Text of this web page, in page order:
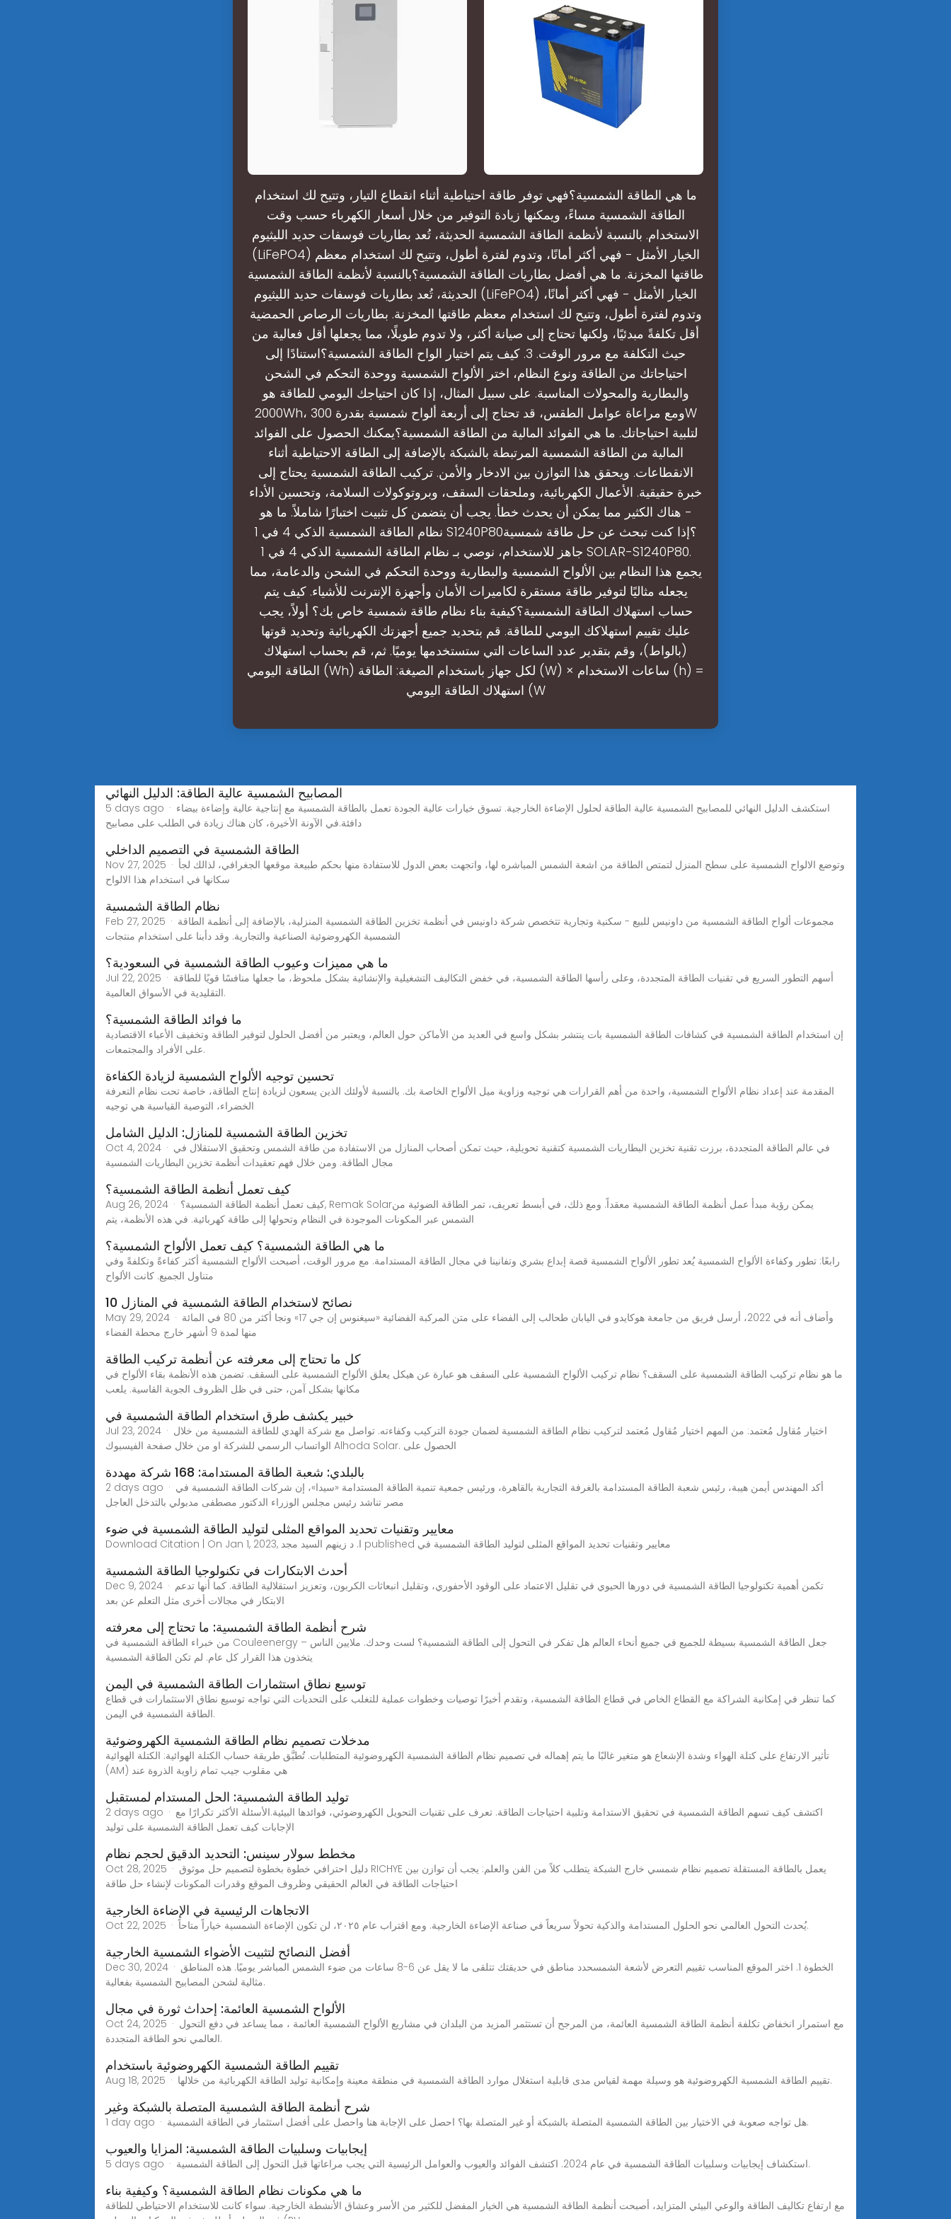
ما هي الطاقة الشمسية؟فهي توفر طاقة احتياطية أثناء انقطاع التيار، وتتيح لك استخدام
الطاقة الشمسية مساءً، ويمكنها زيادة التوفير من خلال أسعار الكهرباء حسب وقت
الاستخدام. بالنسبة لأنظمة الطاقة الشمسية الحديثة، تُعد بطاريات فوسفات حديد الليثيوم
(LiFePO4) الخيار الأمثل - فهي أكثر أمانًا، وتدوم لفترة أطول، وتتيح لك استخدام معظم
طاقتها المخزنة. ما هي أفضل بطاريات الطاقة الشمسية؟بالنسبة لأنظمة الطاقة الشمسية
الحديثة، تُعد بطاريات فوسفات حديد الليثيوم (LiFePO4) الخيار الأمثل - فهي أكثر أمانًا،
وتدوم لفترة أطول، وتتيح لك استخدام معظم طاقتها المخزنة. بطاريات الرصاص الحمضية
أقل تكلفةً مبدئيًا، ولكنها تحتاج إلى صيانة أكثر، ولا تدوم طويلًا، مما يجعلها أقل فعالية من
حيث التكلفة مع مرور الوقت. 3. كيف يتم اختيار الواح الطاقة الشمسية؟استنادًا إلى
احتياجاتك من الطاقة ونوع النظام، اختر الألواح الشمسية ووحدة التحكم في الشحن
والبطارية والمحولات المناسبة. على سبيل المثال، إذا كان احتياجك اليومي للطاقة هو
2000Wh، ومع مراعاة عوامل الطقس، قد تحتاج إلى أربعة ألواح شمسية بقدرة 300W
لتلبية احتياجاتك. ما هي الفوائد المالية من الطاقة الشمسية؟يمكنك الحصول على الفوائد
المالية من الطاقة الشمسية المرتبطة بالشبكة بالإضافة إلى الطاقة الاحتياطية أثناء
الانقطاعات. ويحقق هذا التوازن بين الادخار والأمن. تركيب الطاقة الشمسية يحتاج إلى
خبرة حقيقية. الأعمال الكهربائية، وملحقات السقف، وبروتوكولات السلامة، وتحسين الأداء
- هناك الكثير مما يمكن أن يحدث خطأ. يجب أن يتضمن كل تثبيت اختبارًا شاملاً. ما هو
نظام الطاقة الشمسية الذكي 4 في 1 S1240P80؟إذا كنت تبحث عن حل طاقة شمسية
جاهز للاستخدام، نوصي بـ نظام الطاقة الشمسية الذكي 4 في 1 SOLAR-S1240P80.
يجمع هذا النظام بين الألواح الشمسية والبطارية ووحدة التحكم في الشحن والدعامة، مما
يجعله مثاليًا لتوفير طاقة مستقرة لكاميرات الأمان وأجهزة الإنترنت للأشياء. كيف يتم
حساب استهلاك الطاقة الشمسية؟كيفية بناء نظام طاقة شمسية خاص بك؟ أولاً، يجب
عليك تقييم استهلاكك اليومي للطاقة. قم بتحديد جميع أجهزتك الكهربائية وتحديد قوتها
(بالواط)، وقم بتقدير عدد الساعات التي ستستخدمها يوميًا. ثم، قم بحساب استهلاك
الطاقة اليومي (Wh) لكل جهاز باستخدام الصيغة: الطاقة (W) × ساعات الاستخدام (h) =
استهلاك الطاقة اليومي (W
المصابيح الشمسية عالية الطاقة: الدليل النهائي
5 days ago · استكشف الدليل النهائي للمصابيح الشمسية عالية الطاقة لحلول الإضاءة الخارجية. تسوق خيارات عالية الجودة تعمل بالطاقة الشمسية مع إنتاجية عالية وإضاءة بيضاء
دافئة.في الآونة الأخيرة، كان هناك زيادة في الطلب على مصابيح
الطاقة الشمسية في التصميم الداخلي
Nov 27, 2025 · وتوضع الالواح الشمسية على سطح المنزل لتمتص الطاقة من اشعة الشمس المباشره لها، واتجهت بعض الدول للاستفادة منها بحكم طبيعة موقعها الجغرافي، لذالك لجأ
سكانها في استخدام هذا الالواح
نظام الطاقة الشمسية
Feb 27, 2025 · مجموعات ألواح الطاقة الشمسية من داونيس للبيع - سكنية وتجارية تتخصص شركة داونيس في أنظمة تخزين الطاقة الشمسية المنزلية، بالإضافة إلى أنظمة الطاقة
الشمسية الكهروضوئية الصناعية والتجارية. وقد دأبنا على استخدام منتجات
ما هي مميزات وعيوب الطاقة الشمسية في السعودية؟
Jul 22, 2025 · أسهم التطور السريع في تقنيات الطاقة المتجددة، وعلى رأسها الطاقة الشمسية، في خفض التكاليف التشغيلية والإنشائية بشكل ملحوظ، ما جعلها منافسًا قويًا للطاقة
التقليدية في الأسواق العالمية.
ما فوائد الطاقة الشمسية؟
إن استخدام الطاقة الشمسية في كشافات الطاقة الشمسية بات ينتشر بشكل واسع في العديد من الأماكن حول العالم، ويعتبر من أفضل الحلول لتوفير الطاقة وتخفيف الأعباء الاقتصادية
على الأفراد والمجتمعات.
تحسين توجيه الألواح الشمسية لزيادة الكفاءة
المقدمة عند إعداد نظام الألواح الشمسية، واحدة من أهم القرارات هي توجيه وزاوية ميل الألواح الخاصة بك. بالنسبة لأولئك الذين يسعون لزيادة إنتاج الطاقة، خاصة تحت نظام التعرفة
الخضراء، التوصية القياسية هي توجيه
تخزين الطاقة الشمسية للمنازل: الدليل الشامل
Oct 4, 2024 · في عالم الطاقة المتجددة، برزت تقنية تخزين البطاريات الشمسية كتقنية تحويلية، حيث تمكن أصحاب المنازل من الاستفادة من طاقة الشمس وتحقيق الاستقلال في
مجال الطاقة. ومن خلال فهم تعقيدات أنظمة تخزين البطاريات الشمسية
كيف تعمل أنظمة الطاقة الشمسية؟
Aug 26, 2024 · كيف تعمل أنظمة الطاقة الشمسية؟, Remak Solarيمكن رؤية مبدأ عمل أنظمة الطاقة الشمسية معقداً. ومع ذلك، في أبسط تعريف، تمر الطاقة الضوئية من
الشمس عبر المكونات الموجودة في النظام وتحولها إلى طاقة كهربائية. في هذه الأنظمة، يتم
ما هي الطاقة الشمسية؟ كيف تعمل الألواح الشمسية؟
رابعًا: تطور وكفاءة الألواح الشمسية يُعد تطور الألواح الشمسية قصة إبداع بشري وتفانينا في مجال الطاقة المستدامة. مع مرور الوقت، أصبحت الألواح الشمسية أكثر كفاءةً وتكلفةً وفي
متناول الجميع. كانت الألواح
10 نصائح لاستخدام الطاقة الشمسية في المنازل
May 29, 2024 · وأضاف أنه في 2022، أرسل فريق من جامعة هوكايدو في اليابان طحالب إلى الفضاء على متن المركبة الفضائية «سيغنوس إن جي 17» ونجا أكثر من 80 في المائة
منها لمدة 9 أشهر خارج محطة الفضاء
كل ما تحتاج إلى معرفته عن أنظمة تركيب الطاقة
ما هو نظام تركيب الطاقة الشمسية على السقف؟ نظام تركيب الألواح الشمسية على السقف هو عبارة عن هيكل يعلق الألواح الشمسية على السقف. تضمن هذه الأنظمة بقاء الألواح في
مكانها بشكل آمن، حتى في ظل الظروف الجوية القاسية. يلعب
خبير يكشف طرق استخدام الطاقة الشمسية في
Jul 23, 2024 · اختيار مُقاول مُعتمد: من المهم اختيار مُقاول مُعتمد لتركيب نظام الطاقة الشمسية لضمان جودة التركيب وكفاءته. تواصل مع شركة الهدي للطاقة الشمسية من خلال
الواتساب الرسمي للشركة او من خلال صفحة الفيسبوك Alhoda Solar. الحصول على
بالبلدي: شعبة الطاقة المستدامة: 168 شركة مهددة
2 days ago · أكد المهندس أيمن هيبة، رئيس شعبة الطاقة المستدامة بالغرفة التجارية بالقاهرة، ورئيس جمعية تنمية الطاقة المستدامة «سيدا»، إن شركات الطاقة الشمسية في
مصر تناشد رئيس مجلس الوزراء الدكتور مصطفى مدبولي بالتدخل العاجل
معايير وتقنيات تحديد المواقع المثلى لتوليد الطاقة الشمسية في ضوء
Download Citation | On Jan 1, 2023, ا. د زينهم السيد مجد published معايير وتقنيات تحديد المواقع المثلى لتوليد الطاقة الشمسية في
أحدث الابتكارات في تكنولوجيا الطاقة الشمسية
Dec 9, 2024 · تكمن أهمية تكنولوجيا الطاقة الشمسية في دورها الحيوي في تقليل الاعتماد على الوقود الأحفوري، وتقليل انبعاثات الكربون، وتعزيز استقلالية الطاقة. كما أنها تدعم
الابتكار في مجالات أخرى مثل التعلم عن بعد
شرح أنظمة الطاقة الشمسية: ما تحتاج إلى معرفته
من خبراء الطاقة الشمسية في Couleenergy – جعل الطاقة الشمسية بسيطة للجميع في جميع أنحاء العالم هل تفكر في التحول إلى الطاقة الشمسية؟ لست وحدك. ملايين الناس
يتخذون هذا القرار كل عام. لم تكن الطاقة الشمسية
توسيع نطاق استثمارات الطاقة الشمسية في اليمن
كما تنظر في إمكانية الشراكة مع القطاع الخاص في قطاع الطاقة الشمسية، وتقدم أخيرًا توصيات وخطوات عملية للتغلب على التحديات التي تواجه توسيع نطاق الاستثمارات في قطاع
الطاقة الشمسية في اليمن.
مدخلات تصميم نظام الطاقة الشمسية الكهروضوئية
تأثير الارتفاع على كتلة الهواء وشدة الإشعاع هو متغير غالبًا ما يتم إهماله في تصميم نظام الطاقة الشمسية الكهروضوئية المتطلبات. تُطبَّق طريقة حساب الكتلة الهوائية: الكتلة الهوائية
(AM) هي مقلوب جيب تمام زاوية الذروة عند
توليد الطاقة الشمسية: الحل المستدام لمستقبل
2 days ago · اكتشف كيف تسهم الطاقة الشمسية في تحقيق الاستدامة وتلبية احتياجات الطاقة. تعرف على تقنيات التحويل الكهروضوئي، فوائدها البيئية.الأسئلة الأكثر تكرارًا مع
الإجابات كيف تعمل الطاقة الشمسية على توليد
مخطط سولار سينس: التحديد الدقيق لحجم نظام
Oct 28, 2025 · دليل احترافي خطوة بخطوة لتصميم حل موثوق RICHYE يعمل بالطاقة المستقلة تصميم نظام شمسي خارج الشبكة يتطلب كلاً من الفن والعلم: يجب أن توازن بين
احتياجات الطاقة في العالم الحقيقي وظروف الموقع وقدرات المكونات لإنشاء حل طاقة
الاتجاهات الرئيسية في الإضاءة الخارجية
Oct 22, 2025 · يُحدث التحول العالمي نحو الحلول المستدامة والذكية تحولاً سريعاً في صناعة الإضاءة الخارجية. ومع اقتراب عام ٢٠٢٥، لن تكون الإضاءة الشمسية خياراً متاحاً.
أفضل النصائح لتثبيت الأضواء الشمسية الخارجية
Dec 30, 2024 · الخطوة 1. اختر الموقع المناسب تقييم التعرض لأشعة الشمسحدد مناطق في حديقتك تتلقى ما لا يقل عن 6-8 ساعات من ضوء الشمس المباشر يوميًا. هذه المناطق
مثالية لشحن المصابيح الشمسية بفعالية.
الألواح الشمسية العائمة: إحداث ثورة في مجال
Oct 24, 2025 · مع استمرار انخفاض تكلفة أنظمة الطاقة الشمسية العائمة، من المرجح أن تستثمر المزيد من البلدان في مشاريع الألواح الشمسية العائمة ، مما يساعد في دفع التحول
العالمي نحو الطاقة المتجددة.
تقييم الطاقة الشمسية الكهروضوئية باستخدام
Aug 18, 2025 · تقييم الطاقة الشمسية الكهروضوئية هو وسيلة مهمة لقياس مدى قابلية استغلال موارد الطاقة الشمسية في منطقة معينة وإمكانية توليد الطاقة الكهربائية من خلالها.
شرح أنظمة الطاقة الشمسية المتصلة بالشبكة وغير
1 day ago · هل تواجه صعوبة في الاختيار بين الطاقة الشمسية المتصلة بالشبكة أو غير المتصلة بها؟ احصل على الإجابة هنا واحصل على أفضل استثمار في الطاقة الشمسية.
إيجابيات وسلبيات الطاقة الشمسية: المزايا والعيوب
5 days ago · استكشاف إيجابيات وسلبيات الطاقة الشمسية في عام 2024. اكتشف الفوائد والعيوب والعوامل الرئيسية التي يجب مراعاتها قبل التحول إلى الطاقة الشمسية.
ما هي مكونات نظام الطاقة الشمسية؟ وكيفية بناء
مع ارتفاع تكاليف الطاقة والوعي البيئي المتزايد، أصبحت أنظمة الطاقة الشمسية هي الخيار المفضل للكثير من الأسر وعشاق الأنشطة الخارجية. سواء كانت للاستخدام الاحتياطي للطاقة